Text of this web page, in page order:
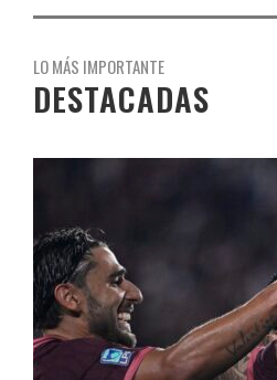
LO MÁS IMPORTANTE
DESTACADAS